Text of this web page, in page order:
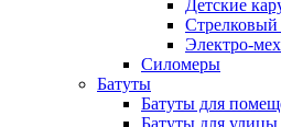
Детские
Электро-
Силомеры
Батуты
Батуты для
Батуты для улицы